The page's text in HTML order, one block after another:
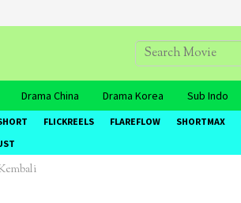
Drama China Drama Korea Sub Indo
FLICKREELS FLAREFLOW SHORTMAX